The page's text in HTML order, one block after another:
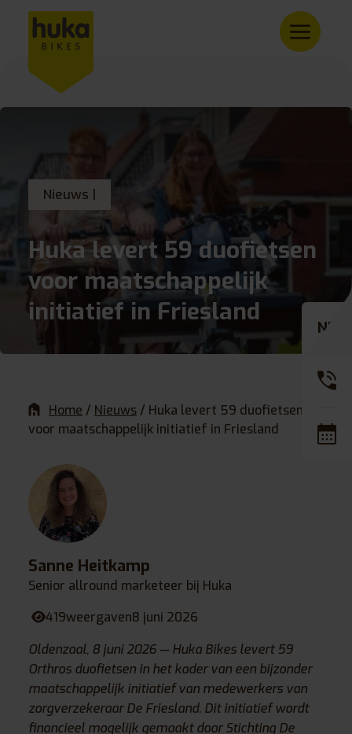
Nieuws |
Huka levert 59 duofietsen
voor maatschappelijk
initiatief in Friesland
Home / Nieuws / Huka levert 59 duofietsen
voor maatschappelijk initiatief in Friesland
Sanne Heitkamp
Senior allround marketeer bij Huka
419weergaven8 juni 2026
Oldenzaal, 8 juni 2026 — Huka Bikes levert 59
Orthros duofietsen in het kader van een bijzonder
maatschappelijk initiatief van medewerkers van
zorgverzekeraar De Friesland. Dit initiatief wordt
financieel mogelijk gemaakt door Stichting De
NL